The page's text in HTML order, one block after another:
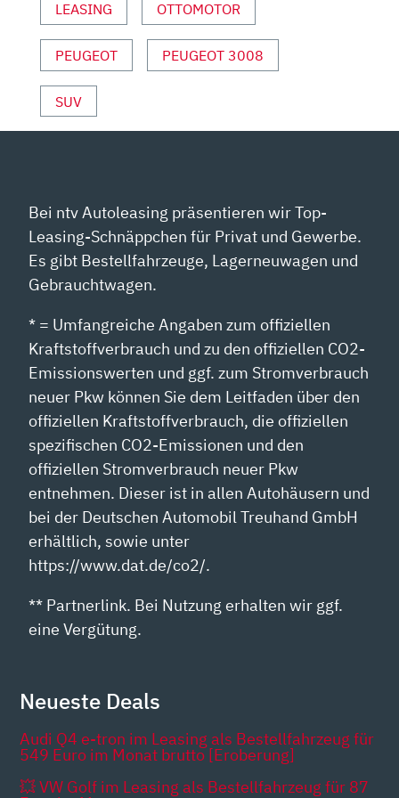
DRIVE“
YOUTUBE
ANZEIGEN
LEASING OTTOMOTOR
PEUGEOT PEUGEOT 3008
SUV
Bei ntv Autoleasing präsentieren wir Top-
Leasing-Schnäppchen für Privat und Gewerbe.
Es gibt Bestellfahrzeuge, Lagerneuwagen und
Gebrauchtwagen.
* = Umfangreiche Angaben zum offiziellen
Kraftstoffverbrauch und zu den offiziellen CO2-
Emissionswerten und ggf. zum Stromverbrauch
neuer Pkw können Sie dem Leitfaden über den
offiziellen Kraftstoffverbrauch, die offiziellen
spezifischen CO2-Emissionen und den
offiziellen Stromverbrauch neuer Pkw
entnehmen. Dieser ist in allen Autohäusern und
bei der Deutschen Automobil Treuhand GmbH
erhältlich, sowie unter
https://www.dat.de/co2/.
** Partnerlink. Bei Nutzung erhalten wir ggf.
eine Vergütung.
Neueste Deals
Audi Q4 e-tron im Leasing als Bestellfahrzeug für
549 Euro im Monat brutto [Eroberung]
💥 VW Golf im Leasing als Bestellfahrzeug für 87